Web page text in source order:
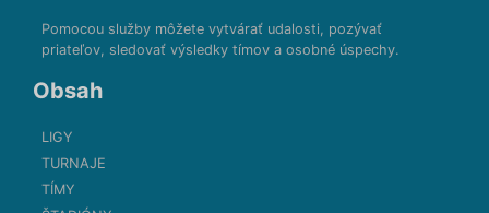
Pomocou služby môžete vytvárať udalosti, pozývať
priateľov, sledovať výsledky tímov a osobné úspechy.
Obsah
LIGY
TURNAJE
TÍMY